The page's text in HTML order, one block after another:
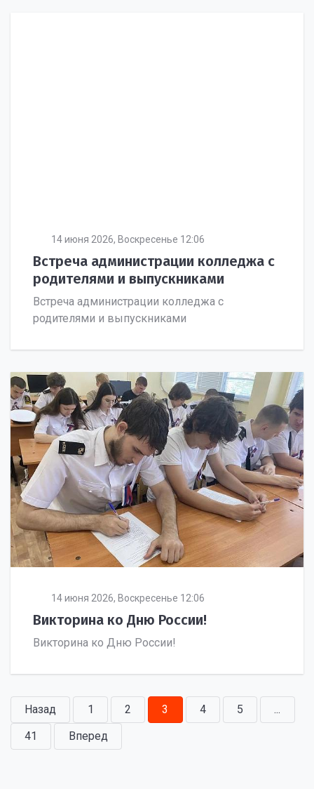
14 июня 2026, Воскресенье 12:06
Встреча администрации колледжа с
родителями и выпускниками
Встреча администрации колледжа с
родителями и выпускниками
14 июня 2026, Воскресенье 12:06
Викторина ко Дню России!
Викторина ко Дню России!
Назад 1 2 3 4 5
...
41
Вперед